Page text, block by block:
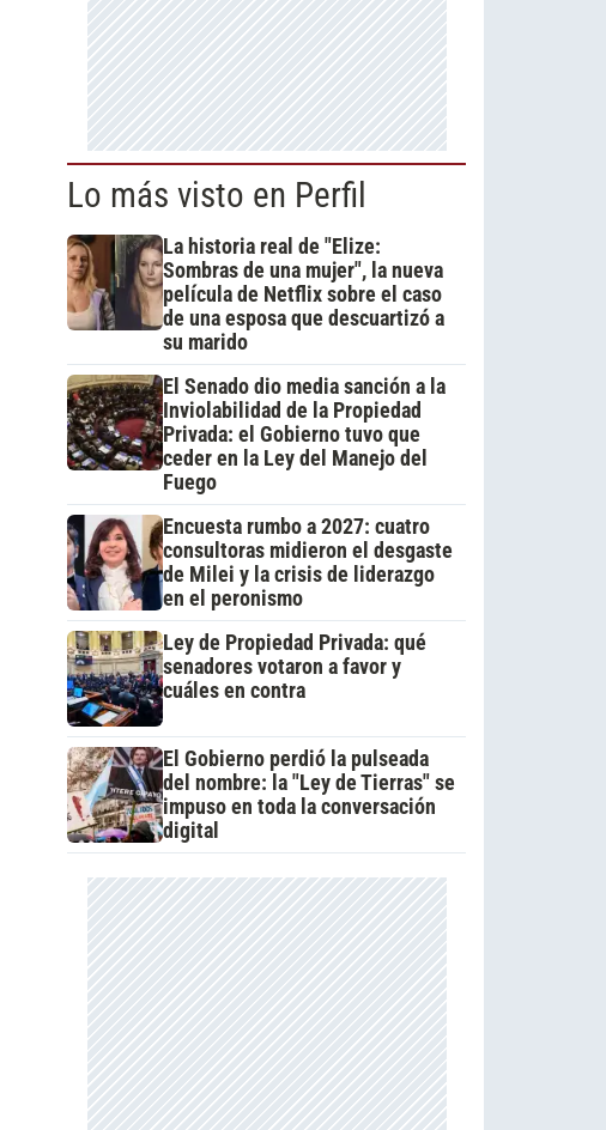
Lo más visto en Perfil
La historia real de "Elize:
Sombras de una mujer", la nueva
película de Netflix sobre el caso
de una esposa que descuartizó a
su marido
El Senado dio media sanción a la
Inviolabilidad de la Propiedad
Privada: el Gobierno tuvo que
ceder en la Ley del Manejo del
Fuego
Encuesta rumbo a 2027: cuatro
consultoras midieron el desgaste
de Milei y la crisis de liderazgo
en el peronismo
Ley de Propiedad Privada: qué
senadores votaron a favor y
cuáles en contra
El Gobierno perdió la pulseada
del nombre: la "Ley de Tierras" se
impuso en toda la conversación
digital